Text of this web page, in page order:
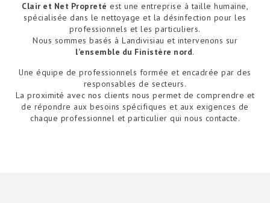
Clair et Net Propreté est une entreprise à taille humaine,
spécialisée dans le nettoyage et la désinfection pour les
professionnels et les particuliers.
Nous sommes basés à Landivisiau et intervenons sur
l’ensemble du Finistère nord.
Une équipe de professionnels formée et encadrée par des
responsables de secteurs.
La proximité avec nos clients nous permet de comprendre et
de répondre aux besoins spécifiques et aux exigences de
chaque professionnel et particulier qui nous contacte.